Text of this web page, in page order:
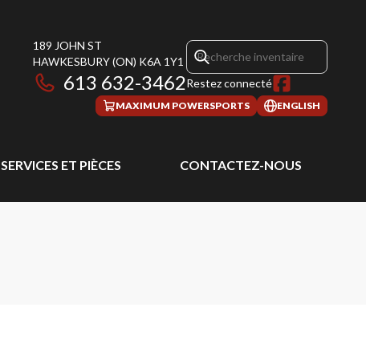
189 JOHN ST
HAWKESBURY(ON) K6A 1Y1
613 632-3462Restez connecté
MAXIMUM POWERSPORTS ENGLISH
SERVICES ET PIÈCES CONTACTEZ-NOUS